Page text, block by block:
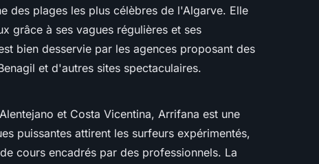
des plages les plus célèbres de l'Algarve. Elle
grâce à ses vagues régulières et ses
bien desservie par les agences proposant des
et d'autres sites spectaculaires.
et Costa Vicentina, Arrifana est une
puissantes attirent les surfeurs expérimentés,
cours encadrés par des professionnels. La